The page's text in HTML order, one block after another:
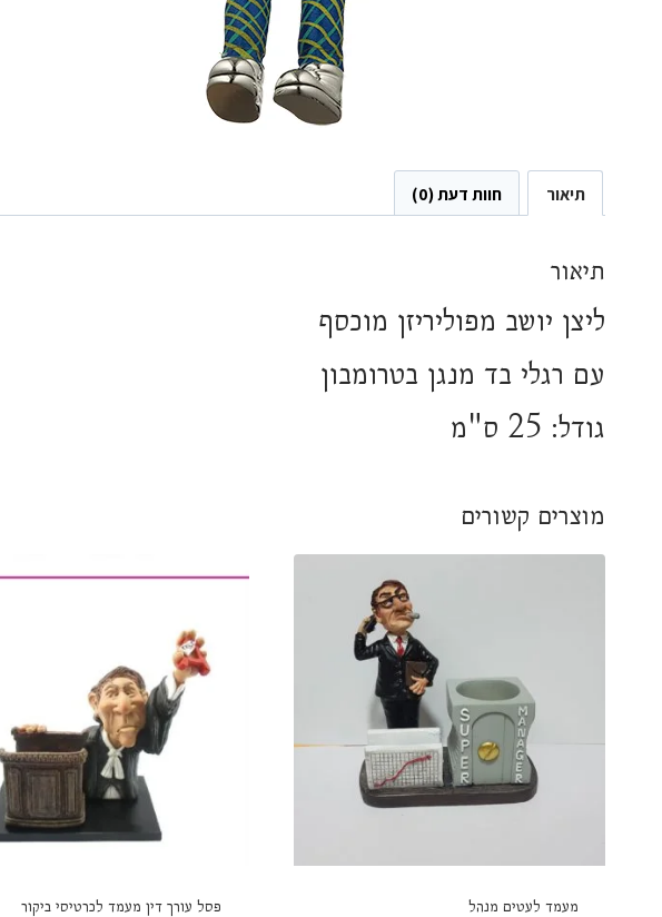
תיאור חוות דעת (0)
תיאור
ליצן יושב מפוליריזן מוכסף
עם רגלי בד מנגן בטרומבון
גודל: 25 ס"מ
מוצרים קשורים
מעמד לעטים מנהל פסל עורך דין מעמד לכרטיסי ביקור